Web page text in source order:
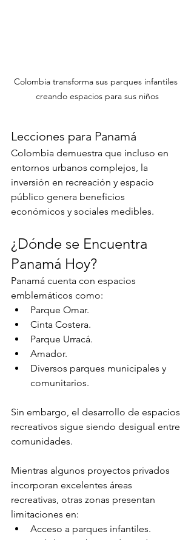
Colombia transforma sus parques infantiles
creando espacios para sus niños
Lecciones para Panamá
Colombia demuestra que incluso en
entornos urbanos complejos, la
inversión en recreación y espacio
público genera beneficios
económicos y sociales medibles.
¿Dónde se Encuentra
Panamá Hoy?
Panamá cuenta con espacios
emblemáticos como:
Parque Omar.
Cinta Costera.
Parque Urracá.
Amador.
Diversos parques municipales y
comunitarios.
Sin embargo, el desarrollo de espacios
recreativos sigue siendo desigual entre
comunidades.
Mientras algunos proyectos privados
incorporan excelentes áreas
recreativas, otras zonas presentan
limitaciones en:
Acceso a parques infantiles.